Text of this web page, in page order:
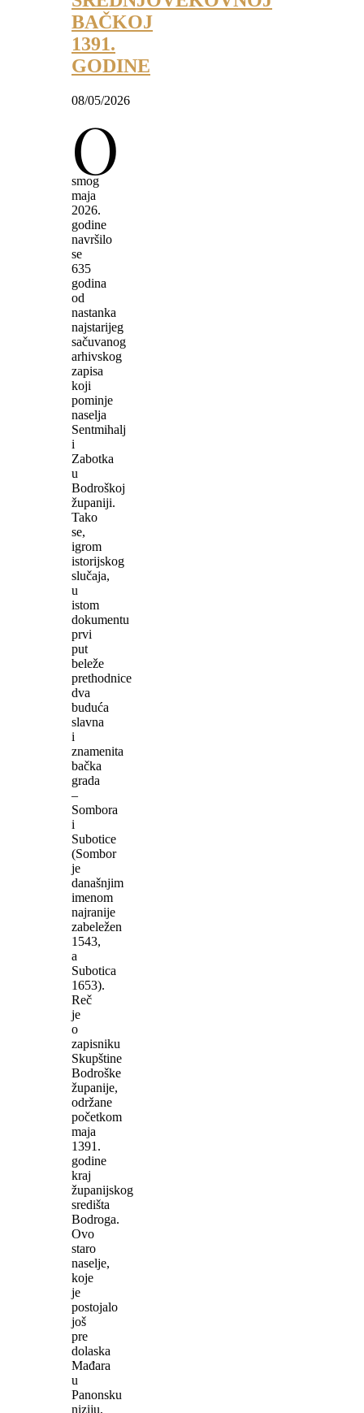
BAČKOJ
1391.
GODINE
08/05/2026
O
smog
maja
2026.
godine
navršilo
se
635
godina
od
nastanka
najstarijeg
sačuvanog
arhivskog
zapisa
koji
pominje
naselja
Sentmihalj
i
Zabotka
u
Bodroškoj
županiji.
Tako
se,
igrom
istorijskog
slučaja,
u
istom
dokumentu
prvi
put
beleže
prethodnice
dva
buduća
slavna
i
znamenita
bačka
grada
–
Sombora
i
Subotice
(Sombor
je
današnjim
imenom
najranije
zabeležen
1543,
a
Subotica
1653).
Reč
je
o
zapisniku
Skupštine
Bodroške
županije,
održane
početkom
maja
1391.
godine
kraj
županijskog
središta
Bodroga.
Ovo
staro
naselje,
koje
je
postojalo
još
pre
dolaska
Mađara
u
Panonsku
niziju,